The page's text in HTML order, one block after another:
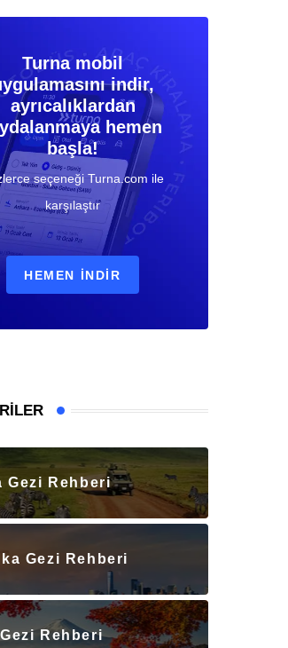
Turna mobil
indir,
ayrıcalıklardan
hemen
başla!
seçeneği Turna.com ile
karşılaştır
HEMEN İNDIR
Gezi Rehberi
Gezi Rehberi
Rehberi